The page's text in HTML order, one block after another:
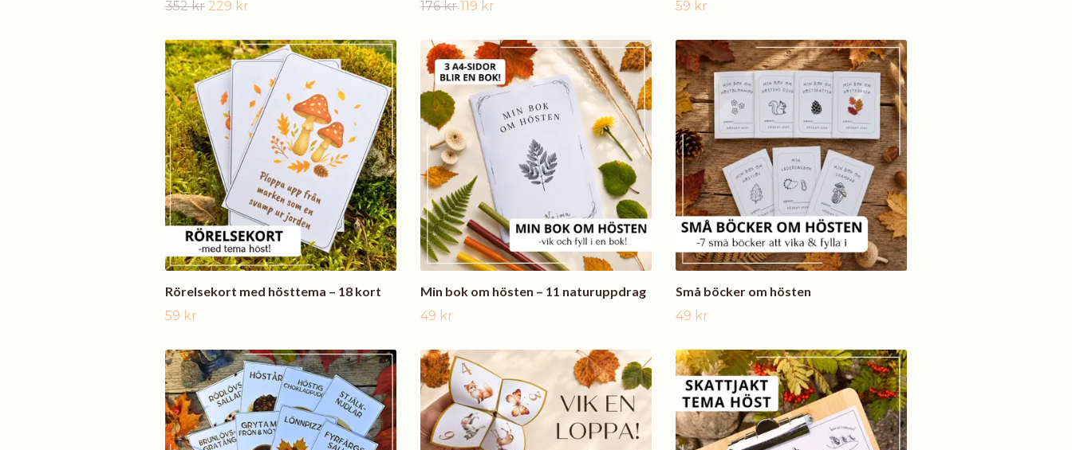
352 kr 229 kr
176 kr 119 kr
59 kr
Rörelsekort med hösttema – 18 kort
59 kr
Min bok om hösten – 11 naturuppdrag
49 kr
Små böcker om hösten
49 kr